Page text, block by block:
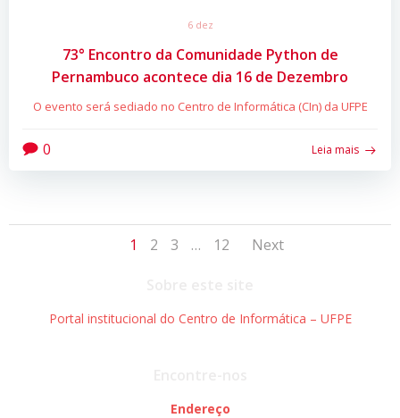
6 dez
73° Encontro da Comunidade Python de
Pernambuco acontece dia 16 de Dezembro
O evento será sediado no Centro de Informática (CIn) da UFPE
0 Leia mais
Posts
Page
1 Page
2 Page
3 … Page
12
Posts
Next
Portal institucional do Centro de Informática – UFPE
Endereço